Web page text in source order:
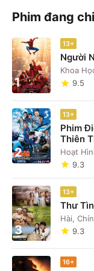
quốc.
Phim đang
1
13+
Người
Khoa
9.5
2
13+
Phim
Thiên
Hoạt
9.3
3
13+
Thư
Hài,
9.3
16+